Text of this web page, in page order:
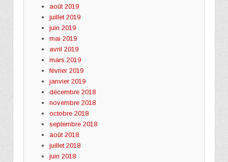
août 2019
juillet 2019
juin 2019
mai 2019
avril 2019
mars 2019
février 2019
janvier 2019
décembre 2018
novembre 2018
octobre 2018
septembre 2018
août 2018
juillet 2018
juin 2018